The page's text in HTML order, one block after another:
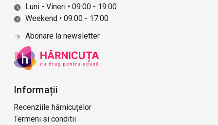
Luni - Vineri • 09:00 - 19:00
Weekend • 09:00 - 17:00
Abonare la newsletter
Informații
Recenziile hărnicuțelor
Termeni si conditii